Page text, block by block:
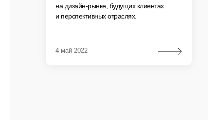
на дизайн-рынке, будущих клиентах
и перспективных отраслях.
4 май 2022